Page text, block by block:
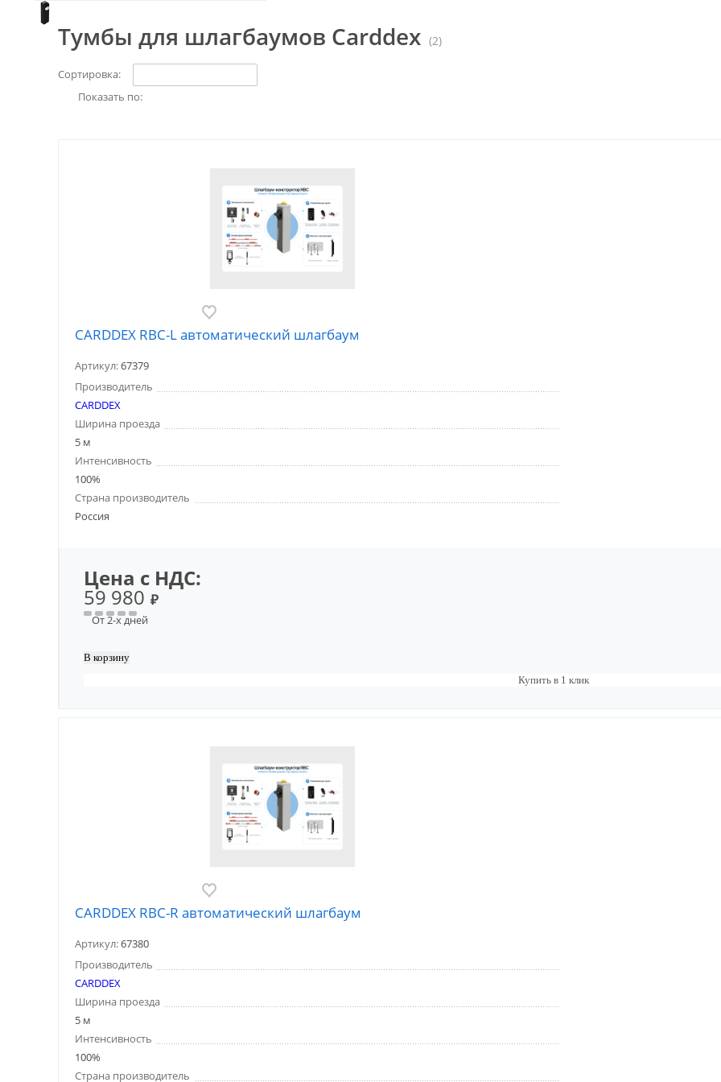
Тумбы для шлагбаумов Carddex (2)
Сортировка:
Показать по:
CARDDEX RBC-L автоматический шлагбаум
Артикул:67379
Производитель
CARDDEX
Ширина проезда
5 м
Интенсивность
100%
Страна производитель
Россия
Цена с НДС:
59 980₽
От 2-х дней
Купить в 1 клик
CARDDEX RBC-R автоматический шлагбаум
Артикул:67380
Производитель
CARDDEX
Ширина проезда
5 м
Интенсивность
100%
Страна производитель